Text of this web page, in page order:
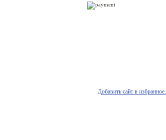
Добавить сайт в избранное.